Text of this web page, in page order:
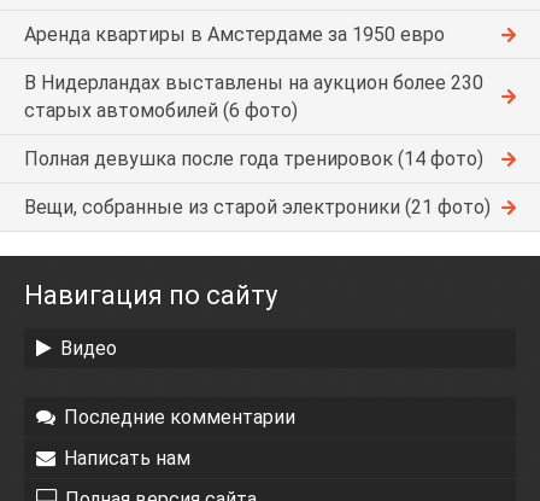
Аренда квартиры в Амстердаме за 1950 евро
В Нидерландах выставлены на аукцион более 230
старых автомобилей (6 фото)
Полная девушка после года тренировок (14 фото)
Вещи, собранные из старой электроники (21 фото)
Навигация по сайту
Видео
Последние комментарии
Написать нам